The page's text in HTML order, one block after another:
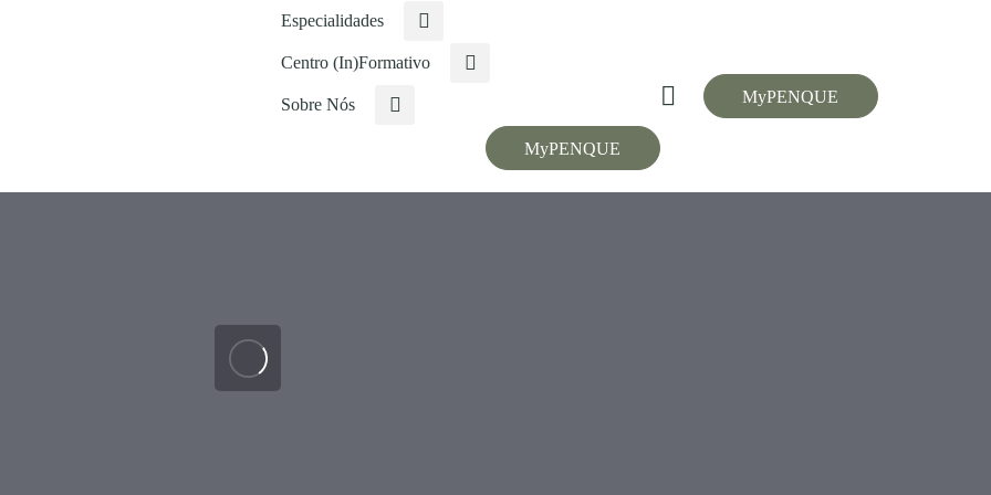
Especialidades
Centro (In)Formativo
Sobre Nós
MyPENQUE
MyPENQUE